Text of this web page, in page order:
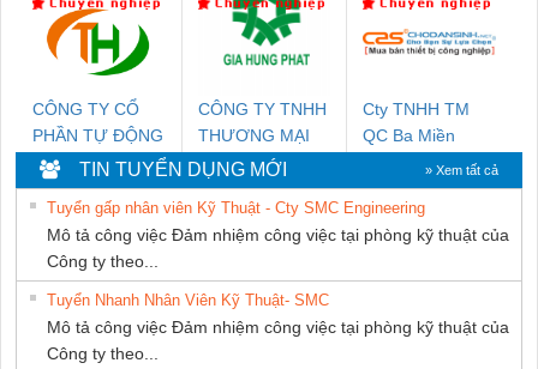
SETSUBI VIỆT
NAM
THƯỢNG ĐÌNH
NAM
CÔNG TY CỔ
PHẦN TỰ ĐỘNG
TIẾN HƯNG
CÔNG TY TNHH
THƯƠNG MẠI
DỊCH VỤ KỸ
THUẬT ĐIỆN CƠ
GIA HƯNG
PHÁT
Cty TNHH TM
QC Ba Miền
TIN TUYỂN DỤNG MỚI » Xem tất cả
Tuyển gấp nhân viên Kỹ Thuật - Cty SMC Engineering
Mô tả công việc Đảm nhiệm công việc tại phòng kỹ thuật của
Công ty theo...
Tuyển Nhanh Nhân Viên Kỹ Thuật- SMC
Mô tả công việc Đảm nhiệm công việc tại phòng kỹ thuật của
Công ty theo...